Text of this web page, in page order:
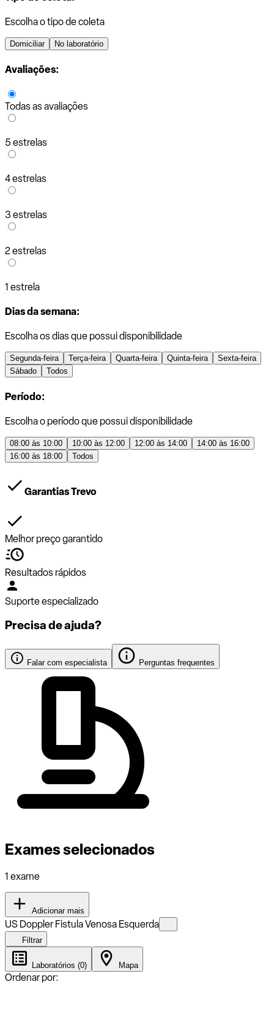
Escolha o tipo de coleta
Domiciliar No laboratório
Avaliações:
Todas as avaliações
5 estrelas
4 estrelas
3 estrelas
2 estrelas
1 estrela
Dias da semana:
Escolha os dias que possui disponibilidade
Segunda-feira Terça-feira Quarta-feira Quinta-feira
Sexta-feira
Sábado
Todos
Período:
Escolha o período que possui disponibilidade
08:00 às 10:00 10:00 às 12:00 12:00 às 14:00
14:00 às 16:00
16:00 às 18:00
Todos
Garantias Trevo
Melhor preço garantido
Resultados rápidos
Suporte especializado
Precisa de ajuda?
Falar com especialista Perguntas frequentes
Exames selecionados
1 exame
Adicionar mais
US Doppler Fistula Venosa Esquerda
Filtrar
Laboratórios (0) Mapa
Ordenar por: